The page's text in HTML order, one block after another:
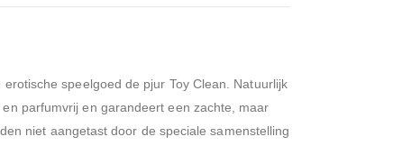
speelgoed de pjur Toy Clean. Natuurlijk
parfumvrij en garandeert een zachte, maar
niet aangetast door de speciale samenstelling